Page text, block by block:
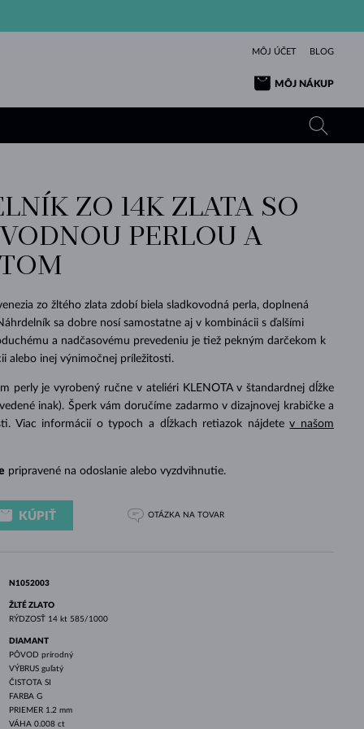
MÔJ ÚČET BLOG
MÔJ NÁKUP
VÝNIMOČNÝ
POZRIEŤ
LÁSKA
POZRIEŤ
ŽLTÉ ZLATO
RUŽOVÉ ZLATO
KRÁSOU
POZRIEŤ
TANZANITY
TOPÁSY
TURMALÍNY
PRE BÁBÄTKÁ
KRÁSNE
POZRIEŤ
TURMALÍNY
VLTAVÍNY
MINERÁLY
BIELE ZLATO
PRÍVESKY
POZRIEŤ
NÁRAMKY
POZRIEŤ
ELEGANCIA
POZRIEŤ
ZAFÍRY
SMARAGDY
VLTAVÍNY
SVADOBNÉ
ŠPERKY
POZRIEŤ
KRÁSU
POZRIEŤ
KOLEKCIE
POZRIEŤ
ZO 14K ZLATA SO
PERLOU A
zo žltého zlata zdobí biela sladkovodná perla, doplnená
sa dobre nosí samostatne aj v kombinácii s ďalšími
a nadčasovému prevedeniu je tiež pekným darčekom k
alebo inej výnimočnej príležitosti.
perly je vyrobený ručne v ateliéri KLENOTA v štandardnej dĺžke
inak). Šperk vám doručíme zadarmo v dizajnovej krabičke a
Viac informácií o typoch a dĺžkach retiazok nájdetev našom
pripravené na odoslanie alebo vyzdvihnutie.
KÚPIŤ OTÁZKA NA TOVAR
N1052003
ŽLTÉ ZLATO
RÝDZOSŤ 14 kt 585/1000
DIAMANT
PÔVOD prírodný
VÝBRUS guľatý
ČISTOTA SI
FARBA G
PRIEMER 1.2 mm
VÁHA 0.008 ct